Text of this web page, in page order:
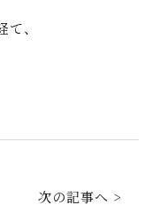
、
次の記事へ >